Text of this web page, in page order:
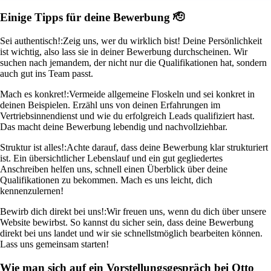
Einige Tipps für deine Bewerbung 🫡
Sei authentisch!:Zeig uns, wer du wirklich bist! Deine Persönlichkeit
ist wichtig, also lass sie in deiner Bewerbung durchscheinen. Wir
suchen nach jemandem, der nicht nur die Qualifikationen hat, sondern
auch gut ins Team passt.
Mach es konkret!:Vermeide allgemeine Floskeln und sei konkret in
deinen Beispielen. Erzähl uns von deinen Erfahrungen im
Vertriebsinnendienst und wie du erfolgreich Leads qualifiziert hast.
Das macht deine Bewerbung lebendig und nachvollziehbar.
Struktur ist alles!:Achte darauf, dass deine Bewerbung klar strukturiert
ist. Ein übersichtlicher Lebenslauf und ein gut gegliedertes
Anschreiben helfen uns, schnell einen Überblick über deine
Qualifikationen zu bekommen. Mach es uns leicht, dich
kennenzulernen!
Bewirb dich direkt bei uns!:Wir freuen uns, wenn du dich über unsere
Website bewirbst. So kannst du sicher sein, dass deine Bewerbung
direkt bei uns landet und wir sie schnellstmöglich bearbeiten können.
Lass uns gemeinsam starten!
Wie man sich auf ein Vorstellungsgespräch bei Otto